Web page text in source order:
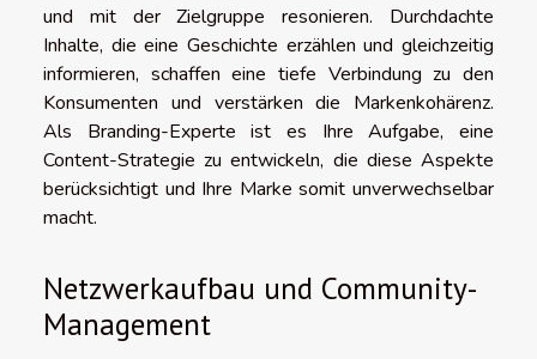
und mit der Zielgruppe resonieren. Durchdachte
Inhalte, die eine Geschichte erzählen und gleichzeitig
informieren, schaffen eine tiefe Verbindung zu den
Konsumenten und verstärken die Markenkohärenz.
Als Branding-Experte ist es Ihre Aufgabe, eine
Content-Strategie zu entwickeln, die diese Aspekte
berücksichtigt und Ihre Marke somit unverwechselbar
macht.
Netzwerkaufbau und Community-
Management